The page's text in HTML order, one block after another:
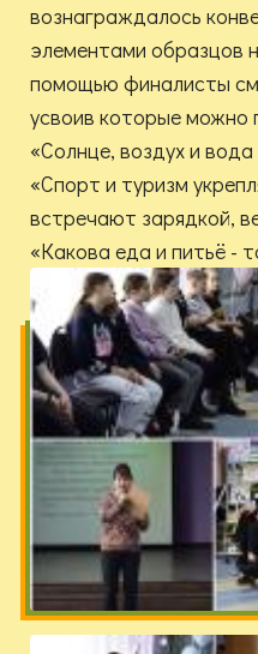
вознаграждалось
элементами образцов
помощью финалисты
усвоив которые можно
«Солнце, воздух и
«Спорт и туризм
встречают зарядкой,
«Какова еда и питьё -